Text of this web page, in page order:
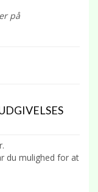
på
du mulighed for at